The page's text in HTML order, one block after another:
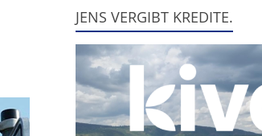
JENS VERGIBT KREDITE.